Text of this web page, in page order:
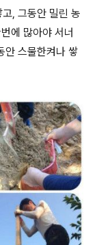
, 그동안 밀린 농
에 많아야 서너
안 스물한켜나 쌓